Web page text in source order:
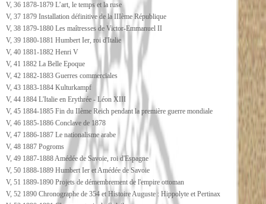
V, 36 1878-1879 L’art, le temps et la ruse
V, 37 1879 Installation définitive de la IIIème République
V, 38 1879-1880 Les maîtresses de Victor-Emmanuel II
V, 39 1880-1881 Humbert Ier, roi d'Italie
V, 40 1881-1882 Henri V
V, 41 1882 La Belle Epoque
V, 42 1882-1883 Guerres commerciales
V, 43 1883-1884 Kulturkampf
V, 44 1884 L'Italie en Erythrée - Léon XIII
V, 45 1884-1885 Fin du IIème Reich pendant la première guerre mondiale
V, 46 1885-1886 Conclave de 1878
V, 47 1886-1887 Le nationalisme arabe
V, 48 1887 Pogroms
V, 49 1887-1888 Amédée de Savoie, roi d'Espagne
V, 50 1888-1889 Humbert Ier et Amédée de Savoie
V, 51 1889-1890 Projets de démembrement de l'empire ottoman
V, 52 1890 Chronographe de 354 et Histoire Auguste : Hippolyte et Pertinax